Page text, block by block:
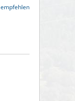
empfehlen